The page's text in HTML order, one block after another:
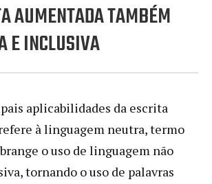
AUMENTADA TAMBÉM
E INCLUSIVA
aplicabilidades da escrita
à linguagem neutra, termo
o uso de linguagem não
tornando o uso de palavras